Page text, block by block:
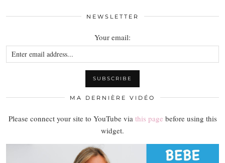
NEWSLETTER
Your email:
MA DERNIÈRE VIDÉO
Please connect your site to YouTube via this page before using this
widget.